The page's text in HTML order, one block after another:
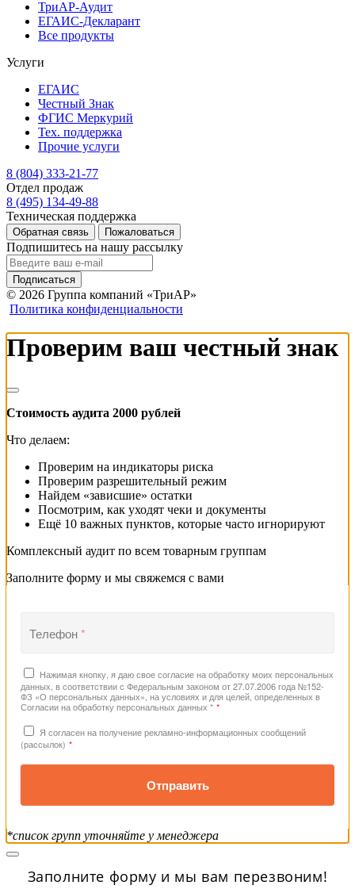
ТриАР-Аудит
ЕГАИС-Декларант
Все продукты
Услуги
ЕГАИС
Честный Знак
ФГИС Меркурий
Тех. поддержка
Прочие услуги
8 (804) 333-21-77
Отдел продаж
8 (495) 134-49-88
Техническая поддержка
Обратная связь Пожаловаться
Подпишитесь на нашу рассылку
Подписаться
© 2026 Группа компаний «ТриАР»
Политика конфиденциальности
Проверим ваш честный знак
Стоимость аудита 2000 рублей
Что делаем:
Проверим на индикаторы риска
Проверим разрешительный режим
Найдем «зависшие» остатки
Посмотрим, как уходят чеки и документы
Ещё 10 важных пунктов, которые часто игнорируют
Комплексный аудит по всем товарным группам
Заполните форму и мы свяжемся с вами
Телефон*
Нажимая кнопку, я даю свое согласие на обработку моих персональных
данных, в соответствии с Федеральным законом от 27.07.2006 года №152-
ФЗ «О персональных данных», на условиях и для целей, определенных в
Согласии на обработку персональных данных * *
Я согласен на получение рекламно-информационных сообщений
(рассылок) *
Отправить
*список групп уточняйте у менеджера
Заполните форму и мы вам перезвоним!